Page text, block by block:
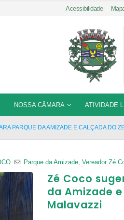
Acessibilidade|
NOSSA CÂMARA ATIVIDADE
PARQUE DA AMIZADE E CALÇADA DO
Parque da Amizade, Vereador Zé
Zé Coco
da Amizade
Malavazzi